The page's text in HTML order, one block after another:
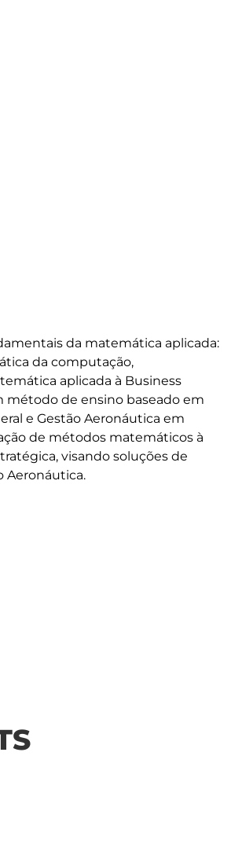
da matemática aplicada:
da computação,
aplicada à Business
de ensino baseado em
e Gestão Aeronáutica em
de métodos matemáticos à
visando soluções de